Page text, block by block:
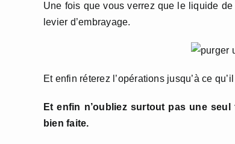
Une fois que vous verrez que le liquide
levier d’embrayage.
Et enfin réterez l’opérations jusqu’à ce
Et enfin n’oubliez surtout pas une
bien faite.